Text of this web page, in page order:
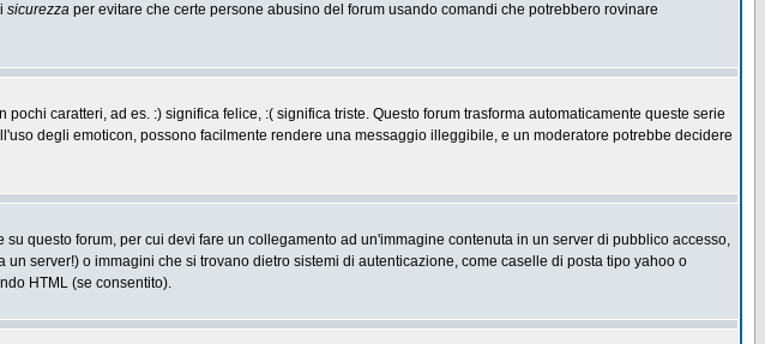
sicurezza per evitare che certe persone abusino del forum usando comandi che potrebbero rovinare
caratteri, ad es. :) significa felice, :( significa triste. Questo forum trasforma automaticamente queste serie
degli emoticon, possono facilmente rendere una messaggio illeggibile, e un moderatore potrebbe decidere
questo forum, per cui devi fare un collegamento ad un'immagine contenuta in un server di pubblico accesso,
server!) o immagini che si trovano dietro sistemi di autenticazione, come caselle di posta tipo yahoo o
HTML (se consentito).